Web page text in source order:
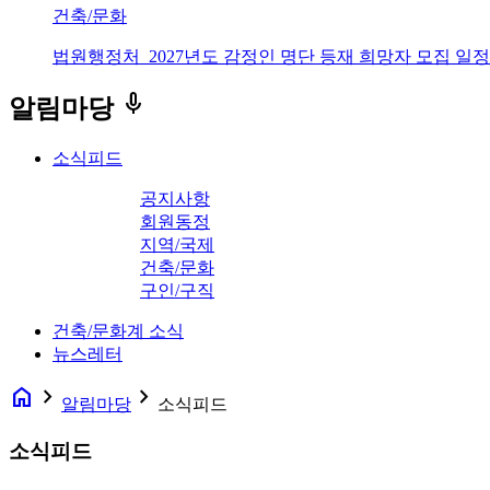
건축/문화
법원행정처_2027년도 감정인 명단 등재 희망자 모집 일
알림마당 keyboard_voice
소식피드
공지사항
회원동정
지역/국제
건축/문화
구인/구직
건축/문화계 소식
뉴스레터
home navigate_next 알림마당 navigate_next 소식피드
소식피드